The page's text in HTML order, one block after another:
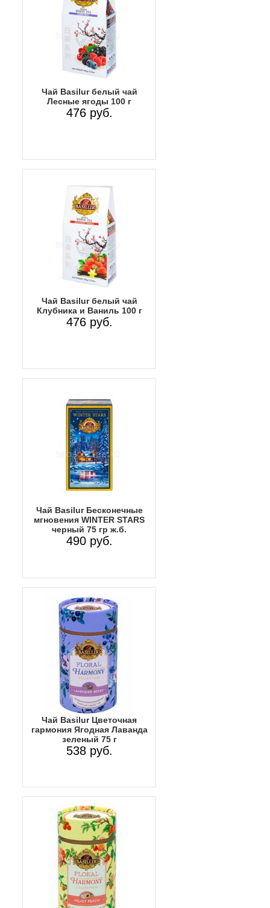
Чай Basilur белый чай
Лесные ягоды 100 г
476 руб.
Чай Basilur белый чай
Клубника и Ваниль 100 г
476 руб.
Чай Basilur Бесконечные
мгновения WINTER STARS
черный 75 гр ж.б.
490 руб.
Чай Basilur Цветочная
гармония Ягодная Лаванда
зеленый 75 г
538 руб.